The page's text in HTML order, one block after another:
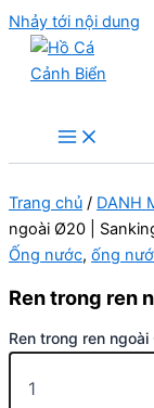
Nhảy tới nội dung
Trang chủ / DANH
ngoài Ø20 |
Ống nước, ống
Ren trong ren
Ren trong ren